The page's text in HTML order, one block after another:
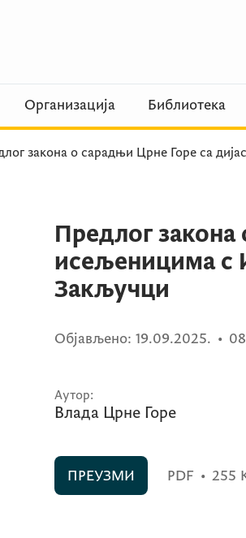
Организација Библиотека
закона о сарадњи Црне Горе са
Предлог
исељеницима с
Закључци
Објављено: 19.09.2025. •
Аутор:
Влада Црне Горе
ПРЕУЗМИ PDF • 255